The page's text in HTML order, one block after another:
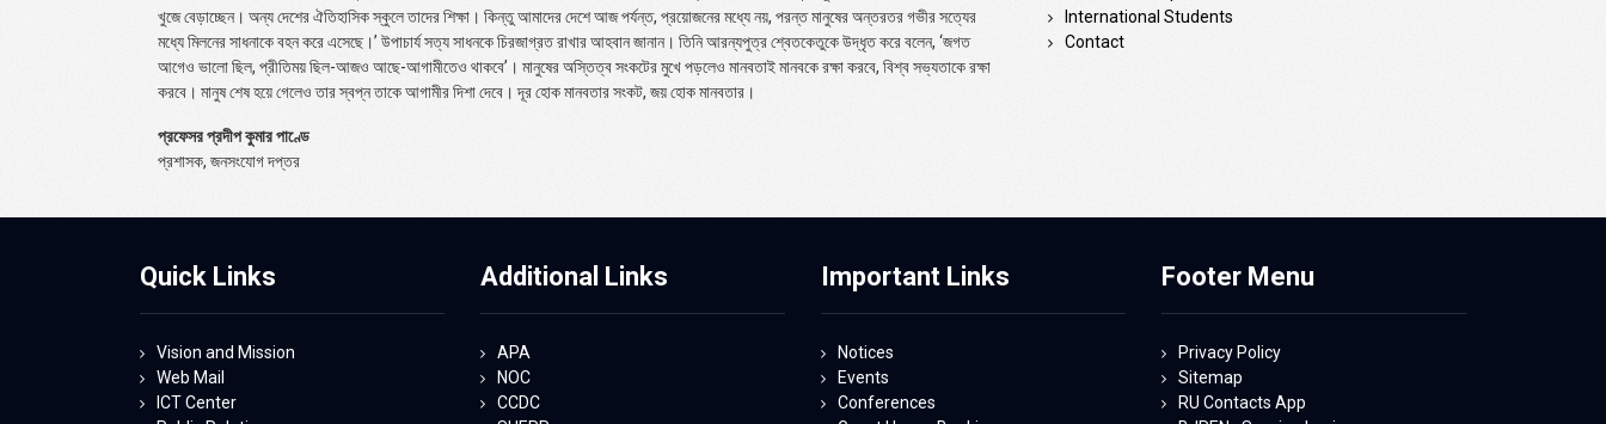
খুজে বেড়াচ্ছেন। অন্য দেশের ঐতিহাসিক স্কুলে তাদের শিক্ষা। কিন্তু আমাদের দেশে আজ পর্যন্ত, প্রয়োজনের মধ্যে নয়, পরন্ত মানুষের অন্তরতর গভীর সত্যের
মধ্যে মিলনের সাধনাকে বহন করে এসেছে।’ উপাচার্য সত্য সাধনকে চিরজাগ্রত রাখার আহবান জানান। তিনি আরন্যপুত্র শ্বেতকেতুকে উদ্ধৃত করে বলেন, ‘জগত
আগেও ভালো ছিল, প্রীতিময় ছিল-আজও আছে-আগামীতেও থাকবে’। মানুষের অস্তিত্ব সংকটের মুখে পড়লেও মানবতাই মানবকে রক্ষা করবে, বিশ্ব সভ্যতাকে রক্ষা
করবে। মানুষ শেষ হয়ে গেলেও তার স্বপ্ন তাকে আগামীর দিশা দেবে। দূর হোক মানবতার সংকট, জয় হোক মানবতার।
প্রফেসর প্রদীপ কুমার পাণ্ডে
প্রশাসক, জনসংযোগ দপ্তর
International Students
Contact
Quick Links
Vision and Mission
Web Mail
ICT Center
Additional Links
APA
NOC
CCDC
Important Links
Notices
Events
Conferences
Footer Menu
Privacy Policy
Sitemap
RU Contacts App